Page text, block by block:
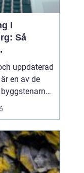
i
Så
trygg
uppdaterad
en av de
oavsett
drivs
med flera
Många